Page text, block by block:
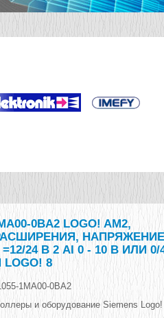
0BA2 LOGO! AM2,
НАПРЯЖЕНИЕ
24 В 2 AI 0 - 10 В ИЛИ 0/
8
1MA00-0BA2
и оборудование Siemens Logo!